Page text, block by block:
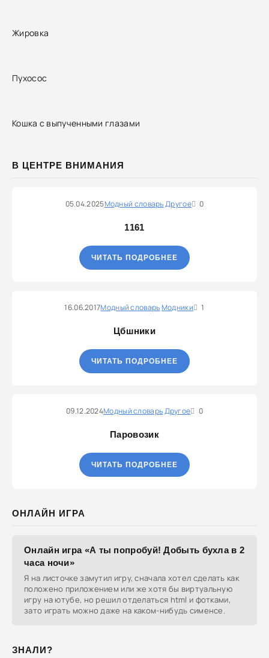
Жировка
Пухосос
Кошка с выпученными глазами
В ЦЕНТРЕ ВНИМАНИЯ
05.04.2025Модный словарьДругое 0
1161
ЧИТАТЬ ПОДРОБНЕЕ
16.06.2017Модный словарьМодники 1
Цбшники
ЧИТАТЬ ПОДРОБНЕЕ
09.12.2024Модный словарьДругое 0
Паровозик
ЧИТАТЬ ПОДРОБНЕЕ
ОНЛАЙН ИГРА
Онлайн игра «А ты попробуй! Добыть бухла в 2
часа ночи»
Я на листочке замутил игру, сначала хотел сделать как
положено приложением или же хотя бы виртуальную
игру на ютубе, но решил отделаться html и фотками,
зато играть можно даже на каком-нибудь сименсе.
ЗНАЛИ?